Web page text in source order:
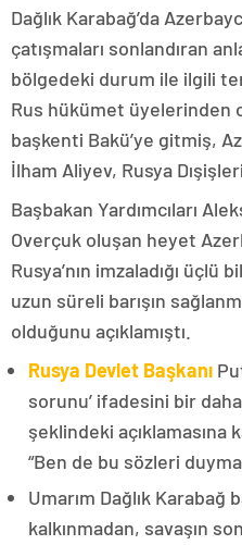
Dağlık Karabağ’da
çatışmaları sonlandıran
bölgedeki durum ile ilgili
Rus hükümet üyelerinden
başkenti Bakü’ye gitmiş,
İlham Aliyev, Rusya
Başbakan Yardımcıları
Overçuk oluşan heyet
Rusya’nın imzaladığı
uzun süreli barışın
olduğunu açıklamıştı.
Rusya Devlet Başkanı
sorunu’ ifadesini bir
şeklindeki açıklamasına
“Ben de bu sözleri
Umarım Dağlık
kalkınmadan, savaşın